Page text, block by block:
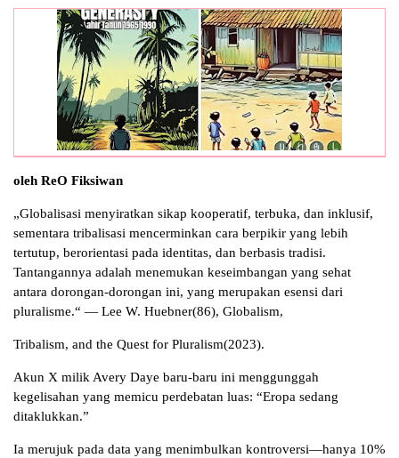
oleh ReO Fiksiwan
„Globalisasi menyiratkan sikap kooperatif, terbuka, dan inklusif,
sementara tribalisasi mencerminkan cara berpikir yang lebih
tertutup, berorientasi pada identitas, dan berbasis tradisi.
Tantangannya adalah menemukan keseimbangan yang sehat
antara dorongan-dorongan ini, yang merupakan esensi dari
pluralisme.“ — Lee W. Huebner(86), Globalism,
Tribalism, and the Quest for Pluralism(2023).
Akun X milik Avery Daye baru-baru ini menggunggah
kegelisahan yang memicu perdebatan luas: “Eropa sedang
ditaklukkan.”
Ia merujuk pada data yang menimbulkan kontroversi—hanya 10%